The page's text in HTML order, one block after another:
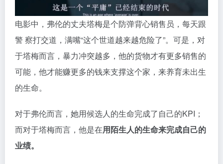
电影中，弗伦的丈夫塔梅是个防弹背心销售员，每天跟
警 察打交道，满嘴“这个世道越来越危险了”。可是，对
于塔梅而言，暴力冲突越多，他的货物才有更多销售的
可能，他才能赚更多的钱来支撑这个家，来养育未出生
的生命。
对于弗伦而言，她用候选人的生命完成了自己的KPI；
而对于塔梅而言，他是在用陌生人的生命来完成自己的
业绩。